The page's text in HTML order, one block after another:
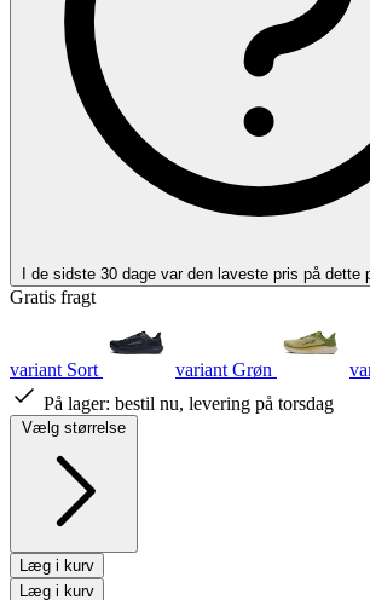
I de sidste 30 dage var den laveste pris på dette
Gratis fragt
variant Sort variant Grøn
På lager: bestil nu, levering på torsdag
Vælg størrelse
Læg i kurv
Læg i kurv